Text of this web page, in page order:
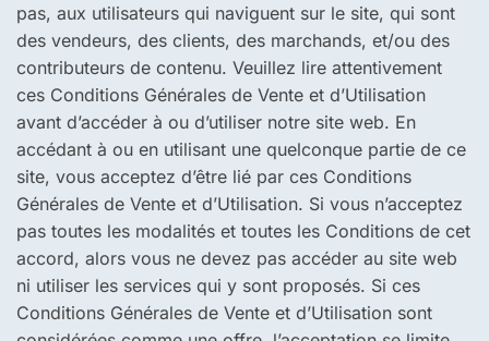
pas, aux utilisateurs qui naviguent sur le site, qui sont
des vendeurs, des clients, des marchands, et/ou des
contributeurs de contenu. Veuillez lire attentivement
ces Conditions Générales de Vente et d’Utilisation
avant d’accéder à ou d’utiliser notre site web. En
accédant à ou en utilisant une quelconque partie de ce
site, vous acceptez d’être lié par ces Conditions
Générales de Vente et d’Utilisation. Si vous n’acceptez
pas toutes les modalités et toutes les Conditions de cet
accord, alors vous ne devez pas accéder au site web
ni utiliser les services qui y sont proposés. Si ces
Conditions Générales de Vente et d’Utilisation sont